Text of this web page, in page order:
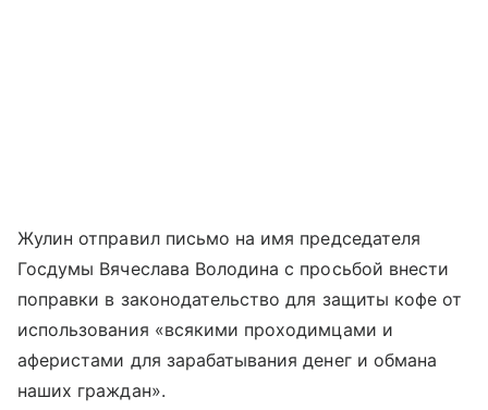
Жулин отправил письмо на имя председателя
Госдумы Вячеслава Володина с просьбой внести
поправки в законодательство для защиты кофе от
использования «всякими проходимцами и
аферистами для зарабатывания денег и обмана
наших граждан».